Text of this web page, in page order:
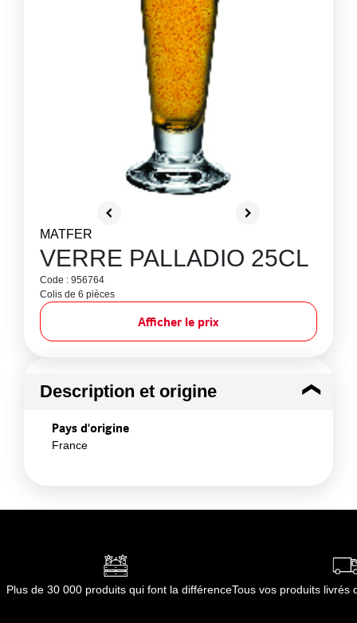
MATFER
VERRE PALLADIO 25CL
Code : 956764
Colis de 6 pièces
Afficher le prix
Description et origine
Pays d'origine
France
Plus de 30 000 produits qui font la différenceTous vos produits livrés